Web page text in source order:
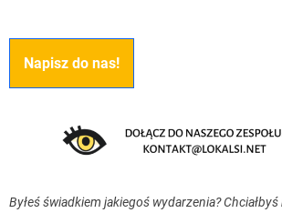
Napisz do nas!
Byłeś świadkiem jakiegoś wydarzenia?